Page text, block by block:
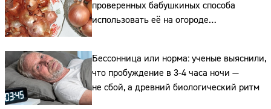
проверенных бабушкиных способа
использовать её на огороде
и для здоровья этой зимой
Бессонница или норма: ученые выяснили,
что пробуждение в 3-4 часа ночи —
не сбой, а древний биологический ритм